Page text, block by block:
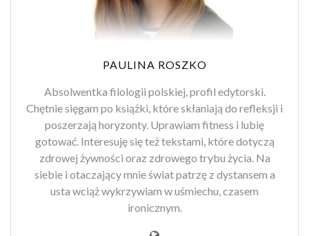
PAULINA ROSZKO
Absolwentka filologii polskiej, profil edytorski.
Chętnie sięgam po książki, które skłaniają do refleksji i
poszerzają horyzonty. Uprawiam fitness i lubię
gotować. Interesuję się też tekstami, które dotyczą
zdrowej żywności oraz zdrowego trybu życia. Na
siebie i otaczający mnie świat patrzę z dystansem a
usta wciąż wykrzywiam w uśmiechu, czasem
ironicznym.